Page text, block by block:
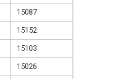
15087
15152
15103
15026